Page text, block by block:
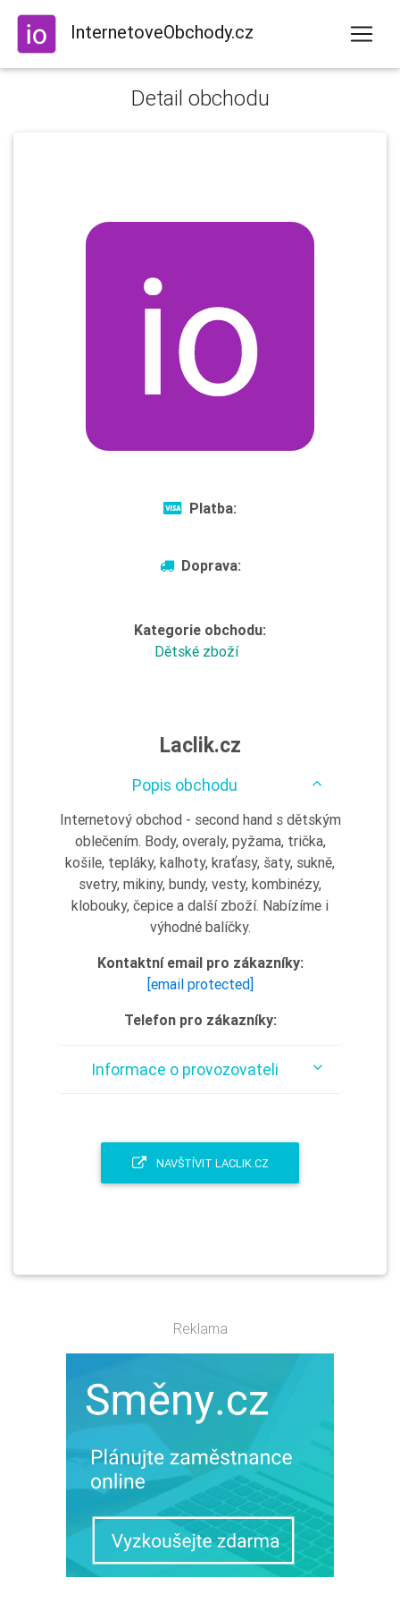
InternetoveObchody.cz
Detail obchodu
Platba:
Doprava:
Kategorie obchodu:
Dětské zboží
Laclik.cz
Popis obchodu
Internetový obchod - second hand s dětským
oblečením. Body, overaly, pyžama, trička,
košile, tepláky, kalhoty, kraťasy, šaty, sukně,
svetry, mikiny, bundy, vesty, kombinézy,
klobouky, čepice a další zboží. Nabízíme i
výhodné balíčky.
Kontaktní email pro zákazníky:
[email protected]
Telefon pro zákazníky:
Informace o provozovateli
NAVŠTÍVIT LACLIK.CZ
Reklama